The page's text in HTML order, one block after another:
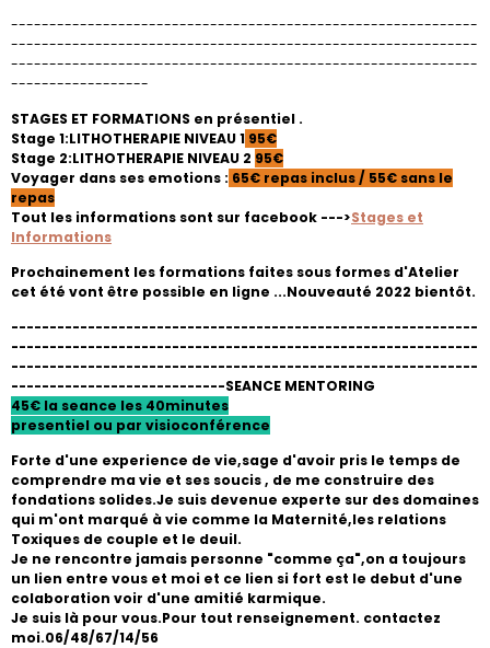
-------------------------------------------------------------
-------------------------------------------------------------
-------------------------------------------------------------
------------------
STAGES ET FORMATIONS en présentiel .
Stage 1:LITHOTHERAPIE NIVEAU 1 95€
Stage 2:LITHOTHERAPIE NIVEAU 2 95€
Voyager dans ses emotions : 65€ repas inclus / 55€ sans le
repas
Tout les informations sont sur facebook --->Stages et
Informations
Prochainement les formations faites sous formes d'Atelier
cet été vont être possible en ligne ...Nouveauté 2022 bientôt.
-------------------------------------------------------------
-------------------------------------------------------------
-------------------------------------------------------------
----------------------------SEANCE MENTORING
45€ la seance les 40minutes
presentiel ou par visioconférence
Forte d'une experience de vie,sage d'avoir pris le temps de
comprendre ma vie et ses soucis , de me construire des
fondations solides.Je suis devenue experte sur des domaines
qui m'ont marqué à vie comme la Maternité,les relations
Toxiques de couple et le deuil.
Je ne rencontre jamais personne "comme ça",on a toujours
un lien entre vous et moi et ce lien si fort est le debut d'une
colaboration voir d'une amitié karmique.
Je suis là pour vous.Pour tout renseignement. contactez
moi.06/48/67/14/56